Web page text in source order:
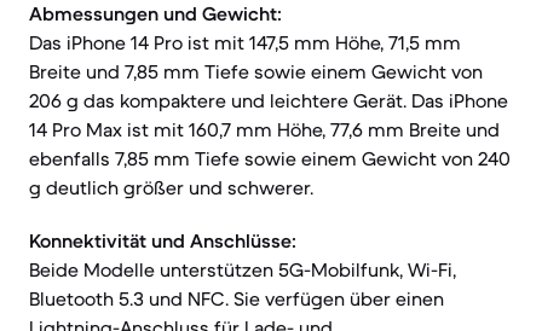
Abmessungen und Gewicht:
Das iPhone 14 Pro ist mit 147,5 mm Höhe, 71,5 mm
Breite und 7,85 mm Tiefe sowie einem Gewicht von
206 g das kompaktere und leichtere Gerät. Das iPhone
14 Pro Max ist mit 160,7 mm Höhe, 77,6 mm Breite und
ebenfalls 7,85 mm Tiefe sowie einem Gewicht von 240
g deutlich größer und schwerer.
Konnektivität und Anschlüsse:
Beide Modelle unterstützen 5G-Mobilfunk, Wi-Fi,
Bluetooth 5.3 und NFC. Sie verfügen über einen